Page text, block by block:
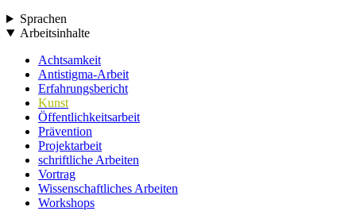
Sprachen
Arbeitsinhalte
Achtsamkeit
Antistigma-Arbeit
Erfahrungsbericht
Kunst
Öffentlichkeitsarbeit
Prävention
Projektarbeit
schriftliche Arbeiten
Vortrag
Wissenschaftliches Arbeiten
Workshops